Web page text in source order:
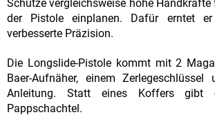
Schütze vergleichsweise hohe Handkräfte
der Pistole einplanen. Dafür erntet
verbesserte Präzision.
Die Longslide-Pistole kommt mit 2
Baer-Aufnäher, einem
Anleitung. Statt eines Koffers gibt
Pappschachtel.